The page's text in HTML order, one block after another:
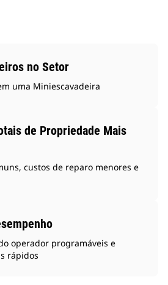
no Setor
uma Miniescavadeira
de Propriedade Mais
custos de reparo menores e
operador programáveis e
rápidos